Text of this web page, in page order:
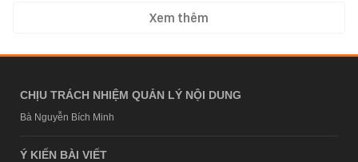
Xem thêm
CHỊU TRÁCH NHIỆM QUẢN LÝ NỘI DUNG
Bà Nguyễn Bích Minh
Ý KIẾN BÀI VIẾT